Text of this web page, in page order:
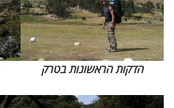
הדקות הראשונות בטרק